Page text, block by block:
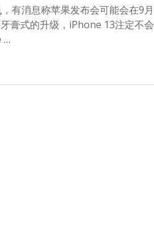
有消息称苹果发布会可能会在9月
膏式的升级，iPhone 13注定不会
…